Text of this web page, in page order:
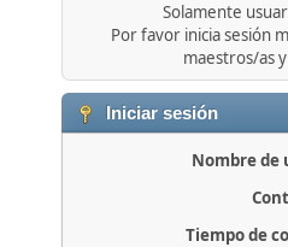
Solamente
Por favor inicia sesión
maestros/as
Iniciar sesión
Nombre de
Tiempo de